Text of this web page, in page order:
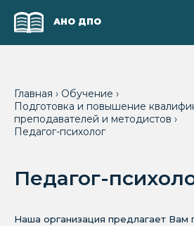
АНО ДПО
Главная › Обучение ›
Подготовка и повышение
преподавателей и методистов ›
Педагог-психолог
Педагог-
Наша организация предлагает Вам